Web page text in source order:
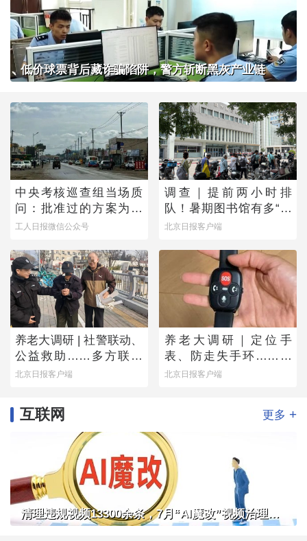
低价球票背后藏诈骗陷阱，警方斩断黑灰产业链
中央考核巡查组当场质
问：批准过的方案为何
不执行？
工人日报微信公众号
调查｜提前两小时排
队！暑期图书馆有多“一
座难求”？
北京日报客户端
养老大调研 | 社警联动、
公益救助……多方联手
撑起防走失网络
北京日报客户端
养老大调研｜定位手
表、防走失手环……老
人为何不愿用？
北京日报客户端
互联网 更多 +
清理违规视频13300余条，7月“AI魔改”视频治理成果公布